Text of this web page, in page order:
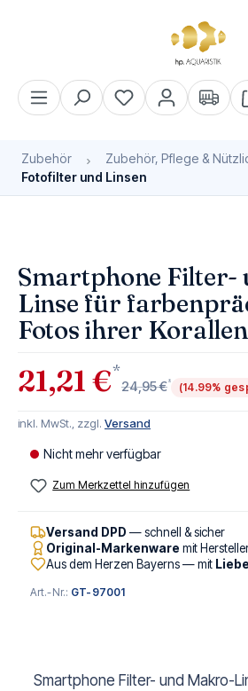
Zubehör
Zubehör, Pflege &
Fotofilter und Linsen
Smartphone Filter-
Linse für
Fotos ihrer
21,21 €*
24,95 €* (14.99%
inkl. MwSt., zzgl. Versand
Nicht mehr verfügbar
Zum Merkzettel hinzufügen
Versand DPD — schnell & sicher
Original-Markenware mit
Aus dem Herzen Bayerns — mit
Art.-Nr.: GT-97001
Smartphone Filter- und Makro-